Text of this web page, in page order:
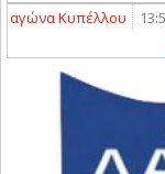
Κυπέλλου 13:52 -